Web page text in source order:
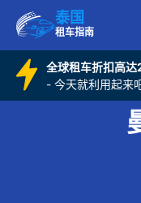
泰国
租车指南
全球租车折扣高达
- 今天就利用起来